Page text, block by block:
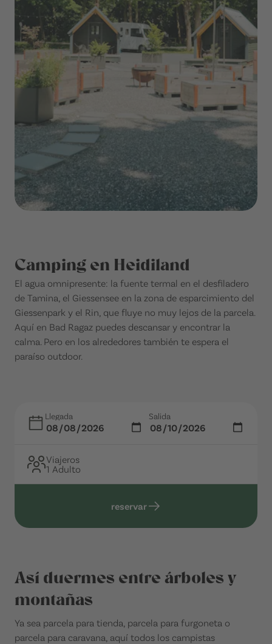
Camping en Heidiland
El agua omnipresente: la fuente termal en el desfiladero
de Tamina, el Giessensee en la zona de esparcimiento del
Giessenpark y el Rin, que fluye no muy lejos de la parcela.
Aquí en Bad Ragaz puedes descansar y encontrar la
calma. Pero en los alrededores también te espera el
paraíso outdoor.
Llegada Salida
Viajeros
1 Adulto
reservar
Así duermes entre árboles y
montañas
Ya sea parcela para tienda, parcela para furgoneta o
parcela para caravana, aquí todos los campistas